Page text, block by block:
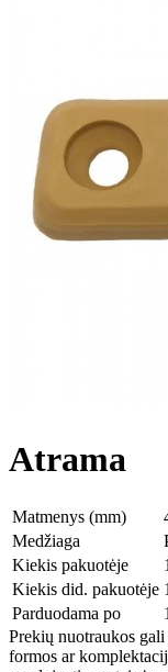
Atrama
Matmenys (mm)
Medžiaga
Kiekis pakuotėje
Kiekis did. pakuotėje
Parduodama po
Prekių nuotraukos
formos ar